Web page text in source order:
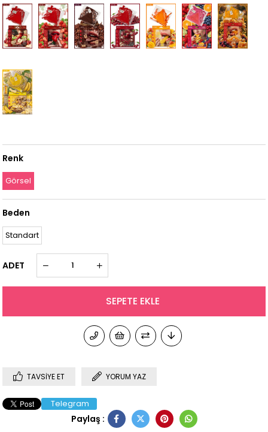
Renk
Görsel
Beden
Standart
ADET
TAVSIYE ET YORUM YAZ
Telegram
Paylaş :